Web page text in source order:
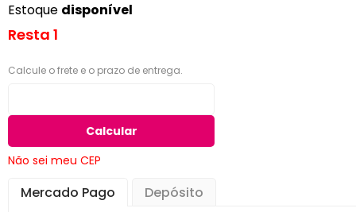
Estoque disponível
Resta 1
Calcule o frete e o prazo de entrega.
Calcular
Não sei meu CEP
Mercado Pago Depósito